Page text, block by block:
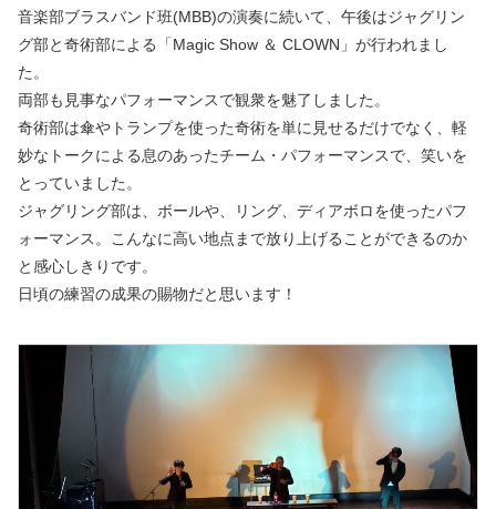
音楽部ブラスバンド班(MBB)の演奏に続いて、午後はジャグリン
グ部と奇術部による「Magic Show ＆ CLOWN」が行われまし
た。
両部も見事なパフォーマンスで観衆を魅了しました。
奇術部は傘やトランプを使った奇術を単に見せるだけでなく、軽
妙なトークによる息のあったチーム・パフォーマンスで、笑いを
とっていました。
ジャグリング部は、ボールや、リング、ディアボロを使ったパフ
ォーマンス。こんなに高い地点まで放り上げることができるのか
と感心しきりです。
日頃の練習の成果の賜物だと思います！